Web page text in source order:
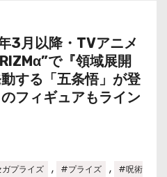
3月以降・TVアニメ
で『領域展開
動する「五条悟」が登
フィギュアもライン
プライズ , #プライズ ,
#呪術